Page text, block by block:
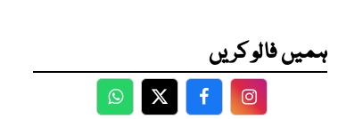
ہمیں فالو کریں
WhatsApp
TwitterFacebookFacebook